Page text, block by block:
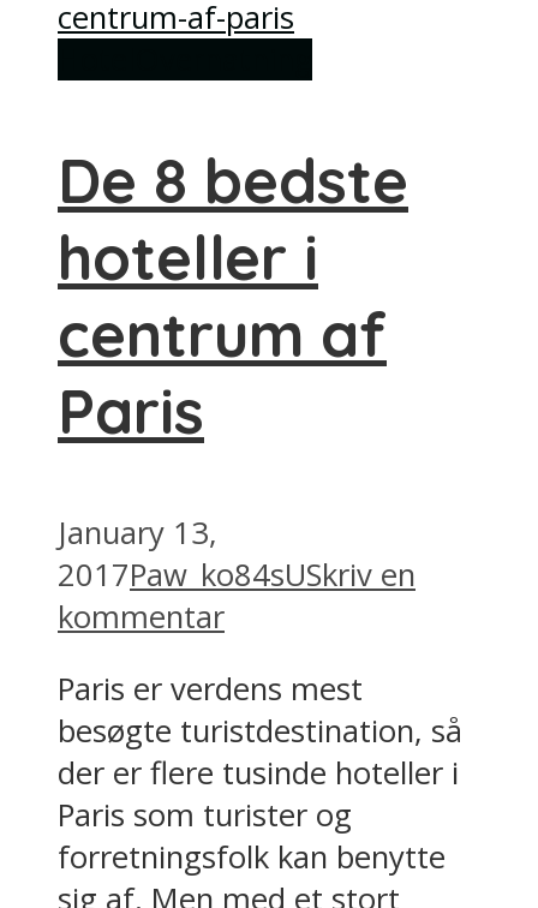
De 8 bedste
hoteller i
centrum af
Paris
January 13,
2017Paw_ko84sUSkriv en
kommentar
Paris er verdens mest
besøgte turistdestination, så
der er flere tusinde hoteller i
Paris som turister og
forretningsfolk kan benytte
sig af. Men med et stort